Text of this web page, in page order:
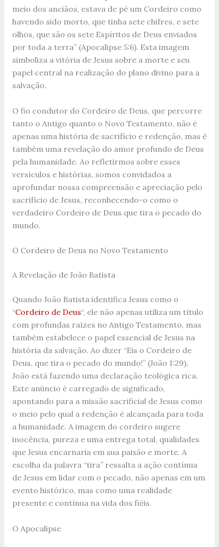
meio dos anciãos, estava de pé um Cordeiro como
havendo sido morto, que tinha sete chifres, e sete
olhos, que são os sete Espíritos de Deus enviados
por toda a terra” (Apocalipse 5:6). Esta imagem
simboliza a vitória de Jesus sobre a morte e seu
papel central na realização do plano divino para a
salvação.
O fio condutor do Cordeiro de Deus, que percorre
tanto o Antigo quanto o Novo Testamento, não é
apenas uma história de sacrifício e redenção, mas é
também uma revelação do amor profundo de Deus
pela humanidade. Ao refletirmos sobre esses
versículos e histórias, somos convidados a
aprofundar nossa compreensão e apreciação pelo
sacrifício de Jesus, reconhecendo-o como o
verdadeiro Cordeiro de Deus que tira o pecado do
mundo.
O Cordeiro de Deus no Novo Testamento
A Revelação de João Batista
Quando João Batista identifica Jesus como o
“Cordeiro de Deus“, ele não apenas utiliza um título
com profundas raízes no Antigo Testamento, mas
também estabelece o papel essencial de Jesus na
história da salvação. Ao dizer “Eis o Cordeiro de
Deus, que tira o pecado do mundo!” (João 1:29),
João está fazendo uma declaração teológica rica.
Este anúncio é carregado de significado,
apontando para a missão sacrificial de Jesus como
o meio pelo qual a redenção é alcançada para toda
a humanidade. A imagem do cordeiro sugere
inocência, pureza e uma entrega total, qualidades
que Jesus encarnaria em sua paixão e morte. A
escolha da palavra “tira” ressalta a ação contínua
de Jesus em lidar com o pecado, não apenas em um
evento histórico, mas como uma realidade
presente e contínua na vida dos fiéis.
O Apocalipse